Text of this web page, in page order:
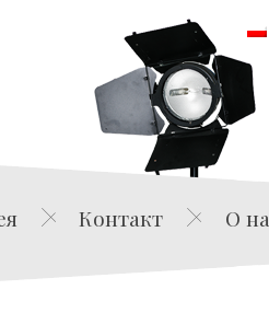
Film Agencja Aktorska
Контакт О